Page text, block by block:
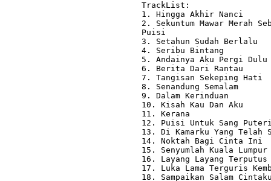
TrackList:
1. Hingga Akhir Nanci
2. Sekuntum Mawar Merah
Puisi
3. Setahun Sudah Berlalu
4. Seribu Bintang
5. Andainya Aku Pergi Dulu
6. Berita Dari Rantau
7. Tangisan Sekeping Hati
8. Senandung Semalam
9. Dalam Kerinduan
10. Kisah Kau Dan Aku
11. Kerana
12. Puisi Untuk Sang
13. Di Kamarku Yang Telah
14. Noktah Bagi Cinta Ini
15. Senyumlah Kuala Lumpur
16. Layang Layang
17. Luka Lama Terguris
18. Sampaikan Salam